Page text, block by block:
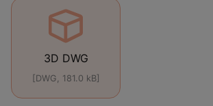
3D DWG
[DWG, 181.0 kB]